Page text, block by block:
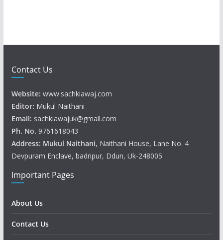
Contact Us
Website: www.sachkiawaj.com
Editor: Mukul Naithani
Email: sachkiawajuk@gmail.com
Ph. No. 9761618043
Address: Mukul Naithani, Naithani House, Lane No. 4
Devpuram Enclave, badripur, Ddun, Uk-248005
Important Pages
About Us
Contact Us